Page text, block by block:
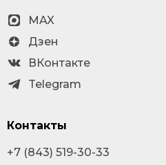
MAX
Дзен
ВКонтакте
Telegram
Контакты
+7 (843) 519-30-33